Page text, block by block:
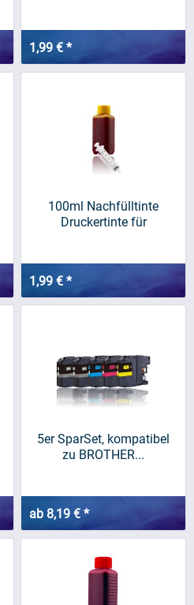
1,99 € *
100ml Nachfülltinte
Druckertinte für
1,99 € *
5er SparSet, kompatibel
zu BROTHER...
ab 8,19 € *